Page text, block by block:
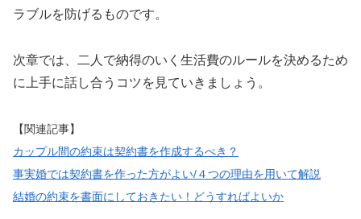
ラブルを防げるものです。
次章では、二人で納得のいく生活費のルールを決めるため
に上手に話し合うコツを見ていきましょう。
【関連記事】
カップル間の約束は契約書を作成するべき？
事実婚では契約書を作った方がよい/４つの理由を用いて解説
結婚の約束を書面にしておきたい！どうすればよいか